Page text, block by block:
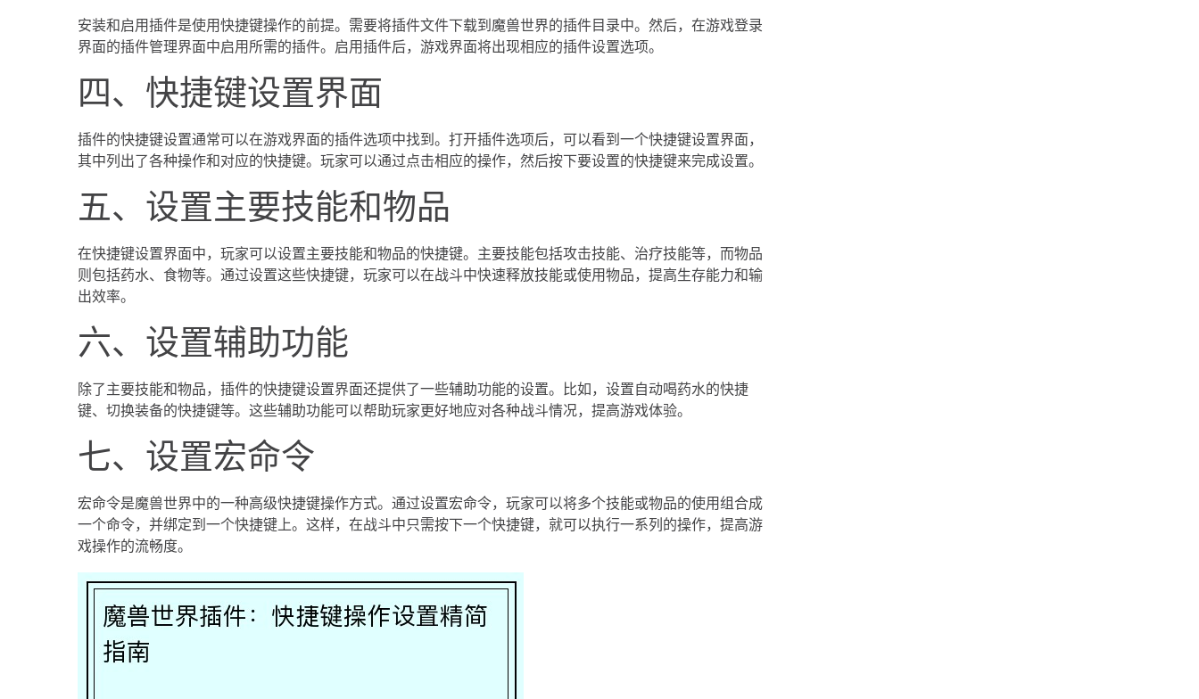
安装和启用插件是使用快捷键操作的前提。需要将插件文件下载到魔兽世界的插件目录中。然后，在游戏登录
界面的插件管理界面中启用所需的插件。启用插件后，游戏界面将出现相应的插件设置选项。
四、快捷键设置界面
插件的快捷键设置通常可以在游戏界面的插件选项中找到。打开插件选项后，可以看到一个快捷键设置界面，
其中列出了各种操作和对应的快捷键。玩家可以通过点击相应的操作，然后按下要设置的快捷键来完成设置。
五、设置主要技能和物品
在快捷键设置界面中，玩家可以设置主要技能和物品的快捷键。主要技能包括攻击技能、治疗技能等，而物品
则包括药水、食物等。通过设置这些快捷键，玩家可以在战斗中快速释放技能或使用物品，提高生存能力和输
出效率。
六、设置辅助功能
除了主要技能和物品，插件的快捷键设置界面还提供了一些辅助功能的设置。比如，设置自动喝药水的快捷
键、切换装备的快捷键等。这些辅助功能可以帮助玩家更好地应对各种战斗情况，提高游戏体验。
七、设置宏命令
宏命令是魔兽世界中的一种高级快捷键操作方式。通过设置宏命令，玩家可以将多个技能或物品的使用组合成
一个命令，并绑定到一个快捷键上。这样，在战斗中只需按下一个快捷键，就可以执行一系列的操作，提高游
戏操作的流畅度。